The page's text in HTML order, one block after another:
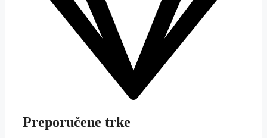
Preporučene trke